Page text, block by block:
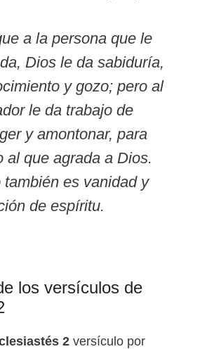
a la persona que le
Dios le da sabiduría,
y gozo; pero al
le da trabajo de
y amontonar, para
al que agrada a Dios.
también es vanidad y
de espíritu.
los versículos de
2 versículo por